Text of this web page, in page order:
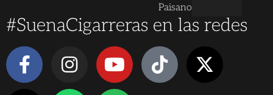
Paisano
#SuenaCigarreras en las redes